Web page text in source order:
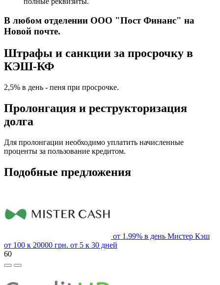
В любом отделении ООО "Пост Финанс" на
Новой почте.
Штрафы и санкции за просрочку в
КЭШ-КФ
2,5% в день - пеня при просрочке.
Пролонгация и реструкторизация
долга
Для пролонгации необходимо уплатить начисленные
проценты за пользование кредитом.
Подобные предложения
от 1.99% в день Мистер Кэш
от 100 к 20000 грн. от 5 к 30 дней
60